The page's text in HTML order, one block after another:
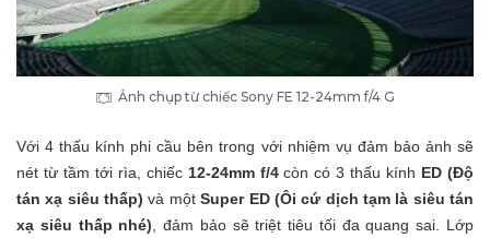
Ảnh chụp từ chiếc Sony FE 12-24mm f/4 G
Với 4 thấu kính phi cầu bên trong với nhiệm vụ đảm bảo ảnh sẽ
nét từ tầm tới rìa, chiếc 12-24mm f/4còn có 3 thấu kính ED (Độ
tán xạ siêu thấp) và mộtSuper ED (Ôi cứ dịch tạm là siêu tán
xạ siêu thấp nhé), đảm bảo sẽ triệt tiêu tối đa quang sai. Lớp